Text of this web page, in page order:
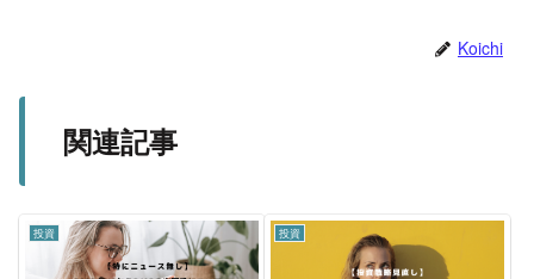
Koichi
関連記事
投資 投資